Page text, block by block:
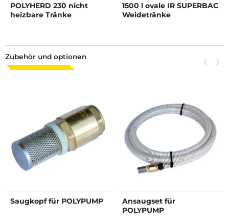
POLYHERD 230 nicht
heizbare Tränke
1500 l ovale IR SUPERBAC
Weidetränke
Zubehör und optionen Zurück
keyboard_arrow_left keyboard_arrow_right
Saugkopf für POLYPUMP
Ansaugset für
POLYPUMP